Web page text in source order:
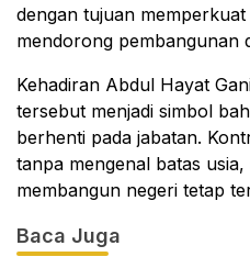
dengan tujuan
mendorong pembangunan
Kehadiran Abdul Hayat
tersebut menjadi simbol
berhenti pada jabatan.
tanpa mengenal batas
membangun negeri tetap
Baca Juga